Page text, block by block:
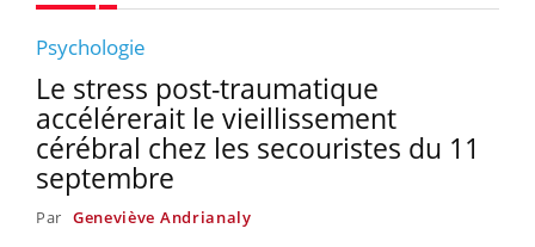
Psychologie
Le stress post-traumatique
accélérerait le vieillissement
cérébral chez les secouristes du 11
septembre
Par Geneviève Andrianaly